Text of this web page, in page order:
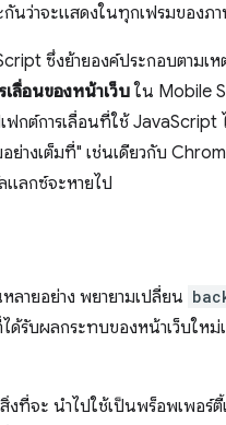
นว่าจะแสดงในทุกเฟรมของภา
ซึ่งย้ายองค์ประกอบตามเห
ลื่อนของหน้าเว็บ ใน Mobile
ฟกต์การเลื่อนที่ใช้ JavaScript
างเต็มที่" เช่นเดียวกับ
แลกซ์จะหายไป
ลายอย่าง พยายามเปลี่ยน
ด้รับผลกระทบของหน้าเว็บให
งที่จะ นำไปใช้เป็นพร็อพเพอ